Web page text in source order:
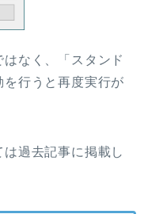
なく、「スタンド
行うと再度実行が
過去記事に掲載し